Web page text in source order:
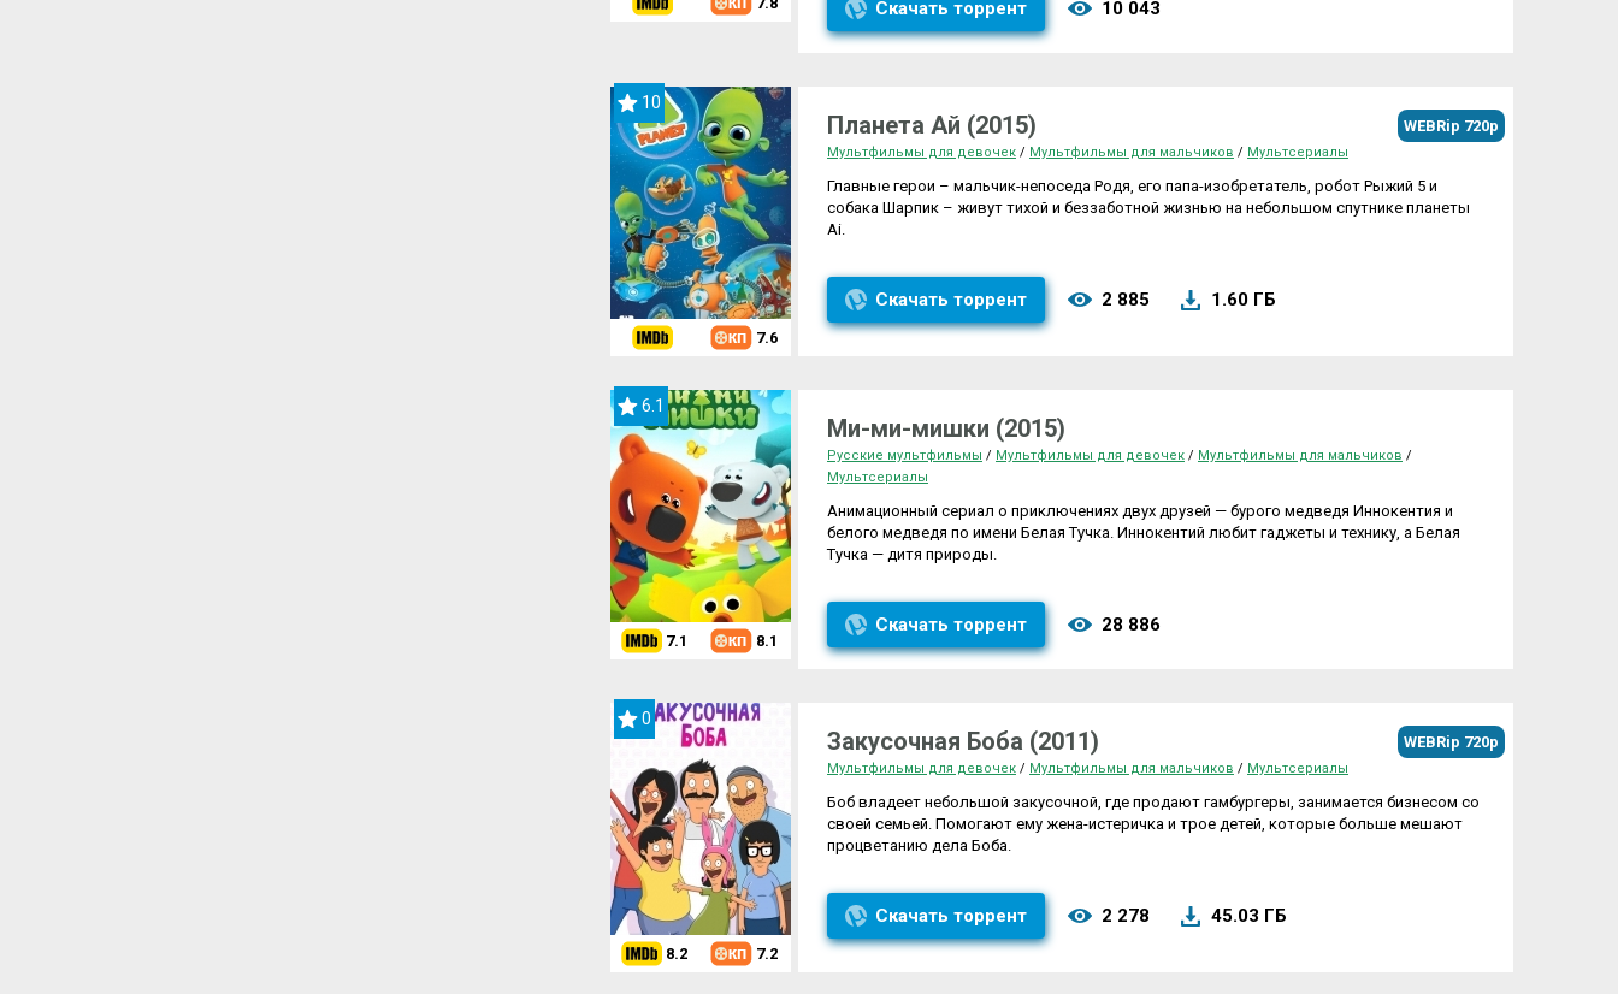
Скачать торрент 10 043
10
7.6
Планета Ай (2015) WEBRip 720p
Мультфильмы для девочек / Мультфильмы для мальчиков / Мультсериалы
Главные герои – мальчик-непоседа Родя, его папа-изобретатель, робот Рыжий 5 и
собака Шарпик – живут тихой и беззаботной жизнью на небольшом спутнике планеты
Ai.
Скачать торрент 2 885 1.60 ГБ
6.1
7.1 8.1
Ми-ми-мишки (2015)
Русские мультфильмы / Мультфильмы для девочек / Мультфильмы для мальчиков /
Мультсериалы
Анимационный сериал о приключениях двух друзей — бурого медведя Иннокентия и
белого медведя по имени Белая Тучка. Иннокентий любит гаджеты и технику, а Белая
Тучка — дитя природы.
Скачать торрент 28 886
0
8.2 7.2
Закусочная Боба (2011) WEBRip 720p
Мультфильмы для девочек / Мультфильмы для мальчиков / Мультсериалы
Боб владеет небольшой закусочной, где продают гамбургеры, занимается бизнесом со
своей семьей. Помогают ему жена-истеричка и трое детей, которые больше мешают
процветанию дела Боба.
Скачать торрент 2 278 45.03 ГБ